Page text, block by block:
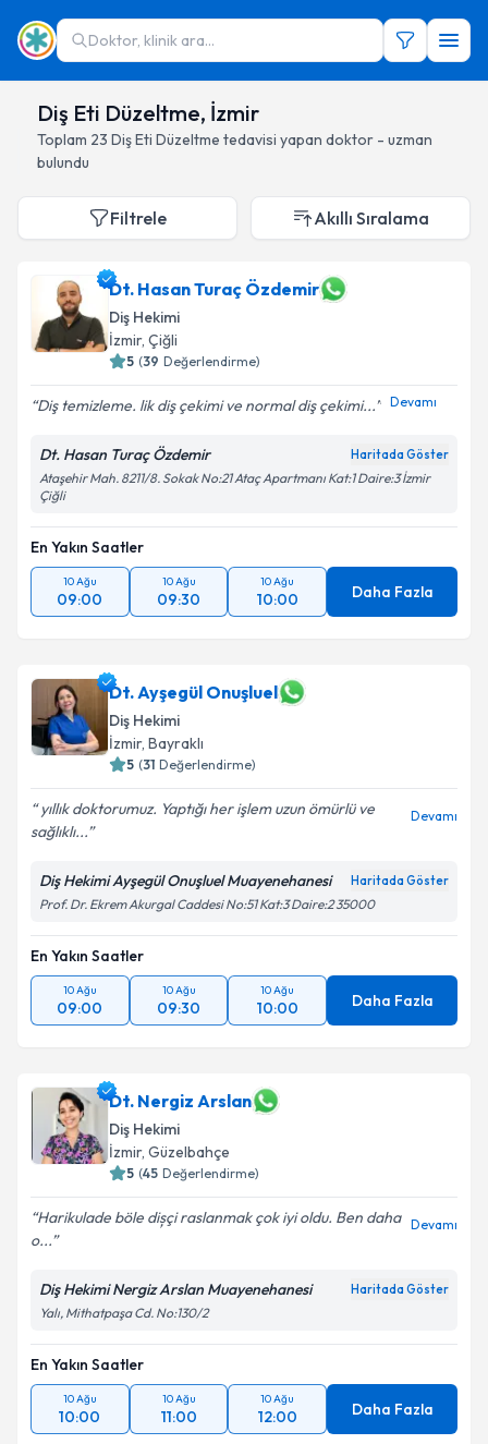
Doktor, klinik ara...
Diş Eti Düzeltme, İzmir
Toplam 23 Diş Eti Düzeltme tedavisi yapan doktor - uzman
bulundu
Filtrele Akıllı Sıralama
Dt. Hasan Turaç Özdemir
Diş Hekimi
İzmir, Çiğli
5 (39 Değerlendirme)
Diş temizleme. lik diş çekimi ve normal diş çekimi... Devamı
Dt. Hasan Turaç Özdemir Haritada Göster
Ataşehir Mah. 8211/8. Sokak No:21 Ataç Apartmanı Kat:1 Daire:3 İzmir
Çiğli
En Yakın Saatler
10 Ağu
09:00
10 Ağu
09:30
10 Ağu
10:00 Daha Fazla
Dt. Ayşegül Onuşluel
Diş Hekimi
İzmir, Bayraklı
5 (31 Değerlendirme)
yıllık doktorumuz. Yaptığı her işlem uzun ömürlü ve
sağlıklı...
Devamı
Diş Hekimi Ayşegül Onuşluel Muayenehanesi Haritada Göster
Prof. Dr. Ekrem Akurgal Caddesi No:51 Kat:3 Daire:2 35000
En Yakın Saatler
10 Ağu
09:00
10 Ağu
09:30
10 Ağu
10:00 Daha Fazla
Dt. Nergiz Arslan
Diş Hekimi
İzmir, Güzelbahçe
5 (45 Değerlendirme)
Harikulade böle dișçi raslanmak çok iyi oldu. Ben daha
o...
Devamı
Diş Hekimi Nergiz Arslan Muayenehanesi Haritada Göster
Yalı, Mithatpaşa Cd. No:130/2
En Yakın Saatler
10 Ağu
10:00
10 Ağu
11:00
10 Ağu
12:00 Daha Fazla